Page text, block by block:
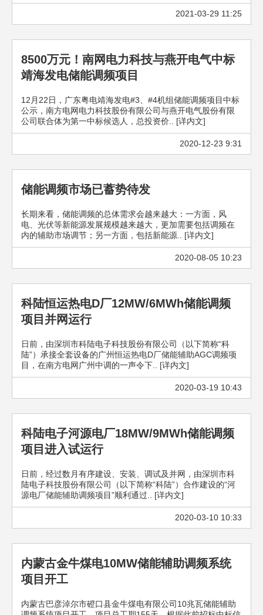
2021-03-29 11:25
8500万元！南网电力科技与燕开电气中标
靖海发电储能调频项目
12月22日，广东粤电靖海发电#3、#4机组储能调频项目中标
公示，南方电网电力科技股份有限公司与燕开电气股份有限
公司联合体为第一中标候选人，总投资价.. [详内文]
2020-12-23 9:31
储能调频市场已蓄势待发
长期来看，储能调频的总体需求会越来越大：一方面，风
电、光伏等新能源发展规模越来越大，更加需要包括调频在
内的辅助市场调节；另一方面，包括新能源.. [详内文]
2020-08-05 10:23
科陆恒运热电D厂12MW/6MWh储能调频
项目并网运行
日前，由深圳市科陆电子科技股份有限公司（以下简称“科
陆”）承接全套设备的广州恒运热电D厂储能辅助AGC调频项
目，在南方电网广州中调的一声令下.. [详内文]
2020-03-19 10:43
科陆电子河源电厂18MW/9MWh储能调频
项目进入试运行
日前，经过数月有序建设、安装、调试及并网，由深圳市科
陆电子科技股份有限公司（以下简称“科陆”）合作建设的“河
源电厂储能辅助调频项目”顺利通过.. [详内文]
2020-03-10 10:33
内蒙古金牛煤电10MW储能辅助调频系统
项目开工
内蒙古巴彦淖尔市磴口县金牛煤电有限公司10兆瓦储能辅助